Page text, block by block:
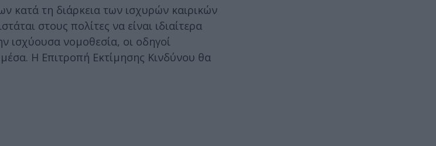
κατά τη διάρκεια των ισχυρών καιρικών
στους πολίτες να είναι ιδιαίτερα
ισχύουσα νομοθεσία, οι οδηγοί
Η Επιτροπή Εκτίμησης Κινδύνου θα